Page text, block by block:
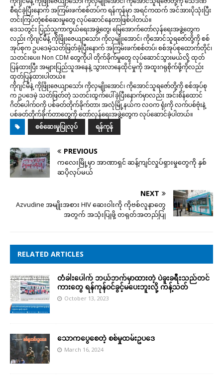
စီရင်ခဲ့ပြီးနောက် အကြမ်းဖက်စစ်တပ်က ရန်ကုန်မှာ အရင်ကထက် အင်အားပိုသုံးပြီး
တင်းကြပ်တဲ့စစ်ဆေးမှုတွေ လုပ်ဆောင်နေတာဖြစ်ပါတယ်။
ဒေသတွင်း ပြည်သူ့ကာကွယ်ရေးအဖွဲ့တွေ၊ မြေအောက်တော်လှန်ရေးအဖွဲ့တွေက
လည်း ကိုဂျင်မီနဲ့ ကိုဖြိုးဇေယျာသော်၊ ကိုလှမျိုးအောင်၊ ကိုအောင်သူရဇော်တို့ကို စစ်
အုပ်စုက ဥပဒေမဲ့သတ်ဖြတ်ခဲ့ပြီးနောက် အကြမ်းဖက်စစ်တပ်၊ စစ်အုပ်စုထောက်တိုင်၊
သတင်းပေး၊ Non CDM တွေကိုပါ တိုက်ခိုက်မှုတွေ လုပ်ဆောင်သွားမယ်လို့ ထုတ်
ပြန်ထားပြီး အများပြည်သူအနေနဲ့ သွားလာနေထိုင်မှုကို အထူးဂရုစိုက်ဖို့ကိုလည်း
ထုတ်ပြန်ထားပါတယ်။
ကိုဂျင်မီနဲ့ ကိုဖြိုးဇေယျာသော်၊ ကိုလှမျိုးအောင်၊ ကိုအောင်သူရဇော်တို့ကို စစ်အုပ်စု
က ဥပဒေမဲ့ သတ်ဖြတ်တဲ့ သတင်းထွက်ပေါ်ခဲ့ပြီးနောက်မှာလည်း အင်းစိန်ထောင်
ဂိတ်ပေါက်ဝကို ပစ်ခတ်တိုက်ခိုက်တာ၊ အလုံမြို့နယ်က လဝက ရုံးကို လက်ပစ်ဗုံးနဲ့
ပစ်ခတ်တိုက်ခိုက်တာတွေကို တော်လှန်ရေးအဖွဲ့တွေက လုပ်ဆောင်ခဲ့ပါတယ်။
စစ်ဆေးမှုပြုလုပ်
ရန်ကုန်
PREVIOUS
ကလေးမြို့မှာ အာဏာရှင် ဆန့်ကျင်လှုပ်ရှားမှုတွေကို နှစ်
ဆပိုလုပ်မယ်
NEXT
Azvudine အမျိုးအစား HIV ဆေးဝါးကို ကိုဗစ်လူနာတွေ
အတွက် အသုံးပြုဖို့ တရုတ်အတည်ပြု
RELATED ARTICLES
တံခါးပေါက် ဘယ်ဘက်မှာထားတဲ့ ပဲခူးခရီးသည်တင်
ကားတွေ ရန်ကုန်ဝင်ခွင့်မပေးဘူးလို့ ကန့်သတ်
October 13, 2023
သောကပွေစေတဲ့ စစ်မှုထမ်းဥပဒေ
March 16, 2024